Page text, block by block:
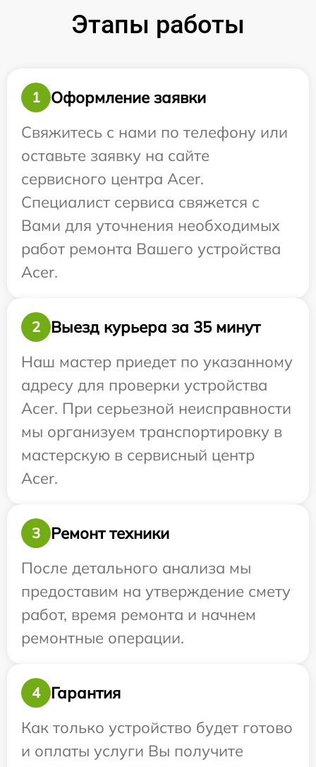
Этапы работы
1
Оформление заявки
Свяжитесь с нами по телефону или
оставьте заявку на сайте
сервисного центра Acer.
Специалист сервиса свяжется с
Вами для уточнения необходимых
работ ремонта Вашего устройства
Acer.
2
Выезд курьера за 35 минут
Наш мастер приедет по указанному
адресу для проверки устройства
Acer. При серьезной неисправности
мы организуем транспортировку в
мастерскую в сервисный центр
Acer.
3
Ремонт техники
После детального анализа мы
предоставим на утверждение смету
работ, время ремонта и начнем
ремонтные операции.
4
Гарантия
Как только устройство будет готово
и оплаты услуги Вы получите